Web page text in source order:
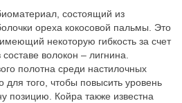
состоящий из
ореха кокосовой пальмы. Это
некоторую гибкость за счет
волокон – лигнина.
полотна среди настилочных
для того, чтобы повысить уровень
позицию. Койра также известна